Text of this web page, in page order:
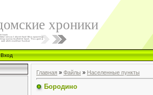
хроники
Вход
Главная » Файлы » Населенные пункты
Бородино